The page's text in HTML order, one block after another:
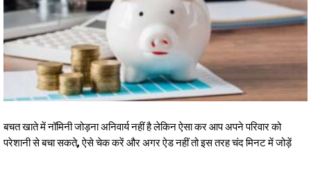
बचत खाते में नॉमिनी जोड़ना अनिवार्य नहीं है लेकिन ऐसा कर आप अपने परिवार को
परेशानी से बचा सकते, ऐसे चेक करें और अगर ऐड नहीं तो इस तरह चंद मिनट में जोड़ें